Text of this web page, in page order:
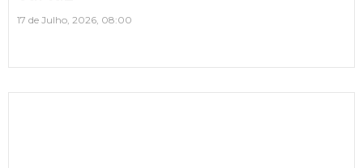
17 de Julho, 2026, 08:00